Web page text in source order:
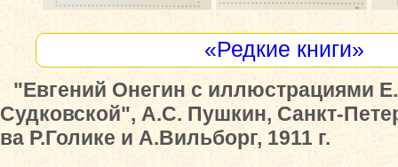
«Редкие книги»
"Евгений Онегин c иллюстрациями
Судковской", А.С. Пушкин, Санкт-
ва Р.Голике и А.Вильборг, 1911 г.